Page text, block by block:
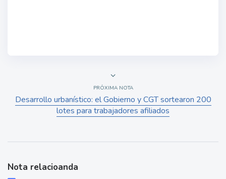
PRÓXIMA NOTA
Desarrollo urbanístico: el Gobierno y CGT sortearon 200
lotes para trabajadores afiliados
Nota relacioanda